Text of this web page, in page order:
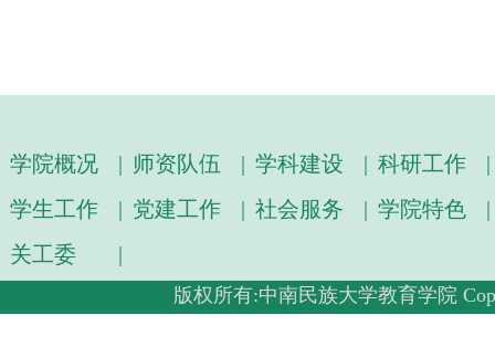
学院概况 | 师资队伍 | 学科建设 | 科研工作
|
学生工作
| 党建工作 | 社会服务 | 学院特色
|
关工委
|
版权所有:中南民族大学教育学院